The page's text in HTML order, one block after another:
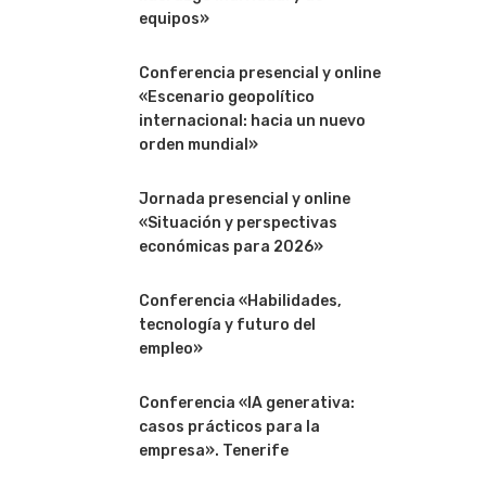
equipos»
Conferencia presencial y online
«Escenario geopolítico
internacional: hacia un nuevo
orden mundial»
Jornada presencial y online
«Situación y perspectivas
económicas para 2026»
Conferencia «Habilidades,
tecnología y futuro del
empleo»
Conferencia «IA generativa:
casos prácticos para la
empresa». Tenerife